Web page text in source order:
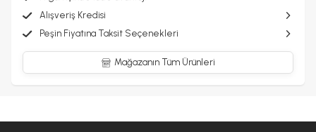
Alışveriş Kredisi
Peşin Fiyatına Taksit Seçenekleri
Mağazanın Tüm Ürünleri